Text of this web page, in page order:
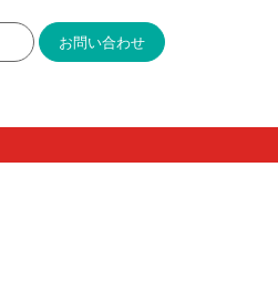
お問い合わせ